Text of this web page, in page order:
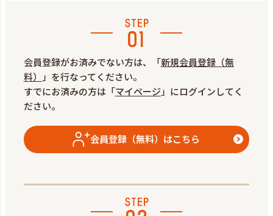
会員登録がお済みでない方は、「新規会員登録（無
料）
」を行なってください。
すでにお済みの方は「マイページ 」にログインしてく
ださい。
会員登録（無料）はこちら